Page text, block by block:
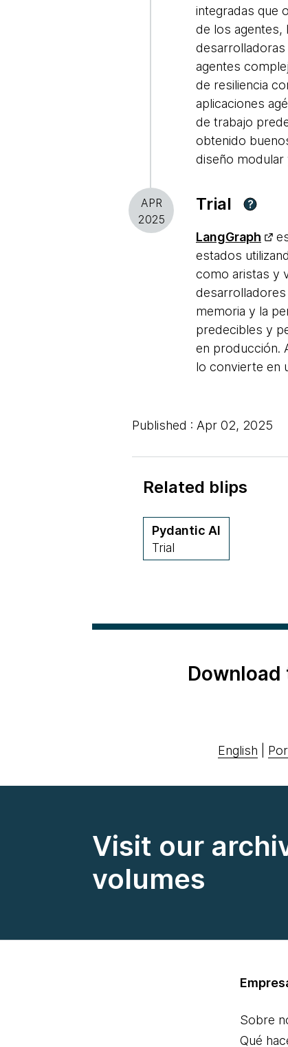
integradas que
de los agentes,
agentes
de resiliencia
aplicaciones
de trabajo
obtenido
diseño modular
APR
2025
Trial ?
LangGraph
estados
como aristas y
memoria y la
predecibles y
en producción.
lo convierte en
Published : Apr 02, 2025
Related blips
Pydantic AI
Trial
Download
English
Visit our
volumes
Sobre
Qué